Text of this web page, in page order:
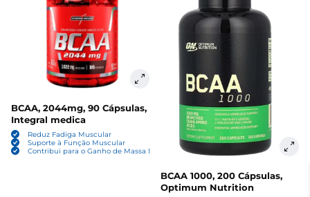
BCAA, 2044mg, 90 Cápsulas,
Integral medica
Reduz Fadiga Muscular
Suporte à Função Muscular
Contribui para o Ganho de Massa Magra
BCAA 1000, 200 Cápsulas,
Optimum Nutrition